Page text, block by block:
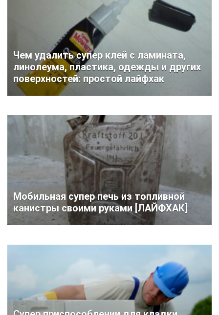
Чем удалить супер клей с ламината,
линолеума, пластика, одежды и других
поверхностей: простой лайфхак
Мобильная супер печь из топливной
канистры своими руками [ЛАЙФХАК]